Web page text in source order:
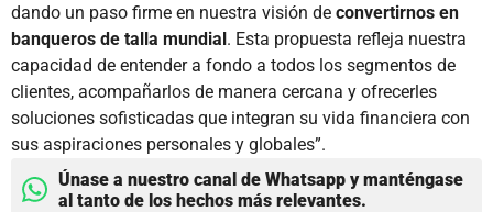
dando un paso firme en nuestra visión de convertirnos en
banqueros de talla mundial. Esta propuesta refleja nuestra
capacidad de entender a fondo a todos los segmentos de
clientes, acompañarlos de manera cercana y ofrecerles
soluciones sofisticadas que integran su vida financiera con
sus aspiraciones personales y globales”.
Únase a nuestro canal de Whatsapp y manténgase
al tanto de los hechos más relevantes.